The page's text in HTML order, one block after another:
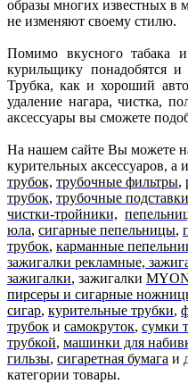
образы многих известных в
не изменяют своему стилю.
Помимо вкусного табака
курильщику понадобятся
Трубка, как и хороший
удаление нагара, чистка,
аксессуары вы сможете
На нашем сайте Вы можете
курительных аксессуаров, а
трубок, трубочные фильтры,
трубок, трубочные подставки
чистки-тройники,
юла, сигарные пепельницы,
трубок, карманные
зажигалки рекламные,
зажигалки, зажигалки
пирсеры и сигарные
сигар, курительные трубки,
трубок и самокруток, сумки
трубкой, машинки для
гильзы, сигаретная бумага и
категории товары.